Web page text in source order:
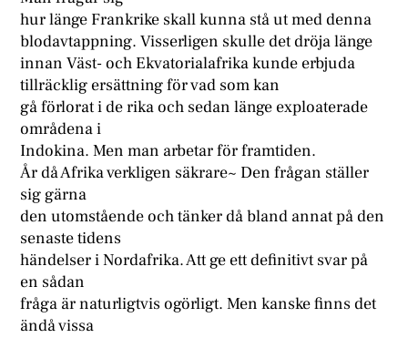
hur länge Frankrike skall kunna stå ut med denna
blodavtappning. Visserligen skulle det dröja länge
innan Väst- och Ekvatorialafrika kunde erbjuda
tillräcklig ersättning för vad som kan
gå förlorat i de rika och sedan länge exploaterade
områdena i
Indokina. Men man arbetar för framtiden.
År då Afrika verkligen säkrare~ Den frågan ställer
sig gärna
den utomstående och tänker då bland annat på den
senaste tidens
händelser i Nordafrika. Att ge ett definitivt svar på
en sådan
fråga är naturligtvis ogörligt. Men kanske finns det
ändå vissa